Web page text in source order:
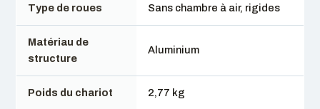
Type de roues Sans chambre à air, rigides
Matériau de
structure
Aluminium
Poids du chariot 2,77 kg